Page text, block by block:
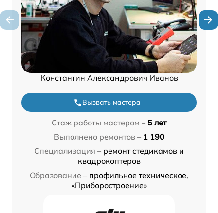
Константин Александрович Иванов
Вызвать мастера
Стаж работы мастером – 5 лет
Выполнено ремонтов – 1 190
Специализация – ремонт стедикамов и
квадрокоптеров
Образование – профильное техническое,
«Приборостроение»